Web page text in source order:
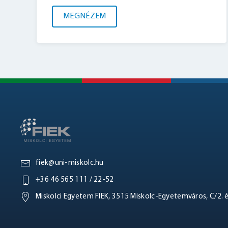
MEGNÉZEM
fiek@uni-miskolc.hu
+36 46 565 111 / 22-52
Miskolci Egyetem FIEK, 3515 Miskolc-Egyetemváros, C/2.